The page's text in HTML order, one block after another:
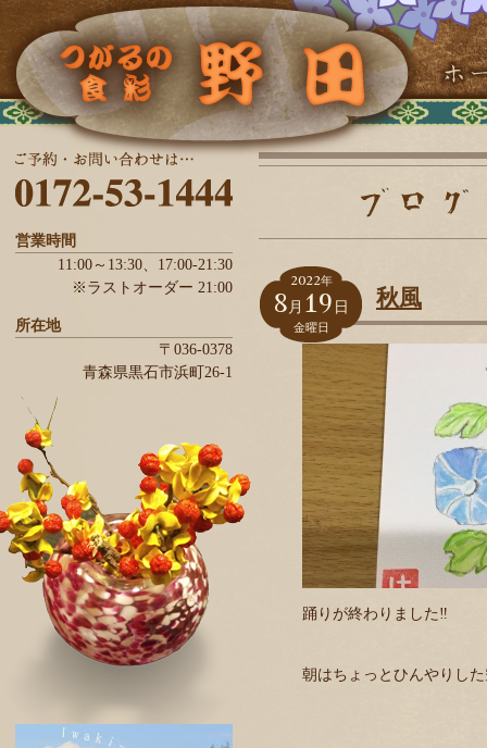
営業時間
11:00～13:30、 17:00-21:30
※ラストオーダー 21:00
所在地
〒036-0378
青森県黒石市浜町26-1
2022年
8 月 19 日
金曜日
秋風
踊りが終わりました‼️
朝はちょっとひんやりし